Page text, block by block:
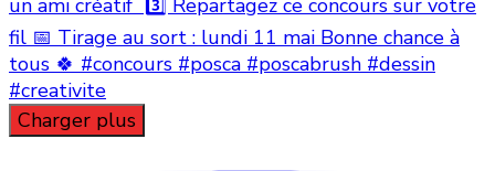
Charger plus